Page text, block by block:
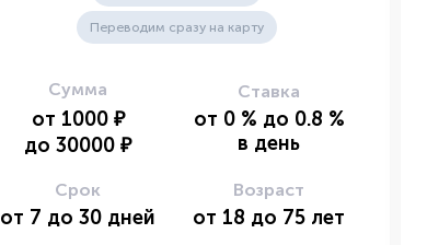
Переводим сразу на карту
Сумма
от 1000 ₽
до 30000 ₽
Ставка
от 0 % до 0.8 %
в день
Срок
от 7 до 30 дней
Возраст
от 18 до 75 лет